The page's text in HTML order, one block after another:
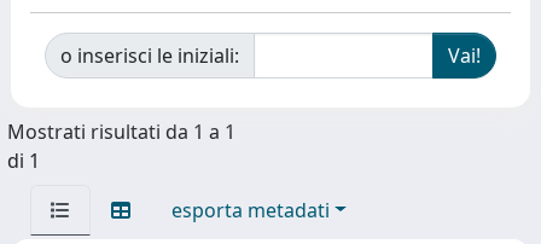
o inserisci le iniziali:
Mostrati risultati da 1 a 1
di 1
esporta metadati